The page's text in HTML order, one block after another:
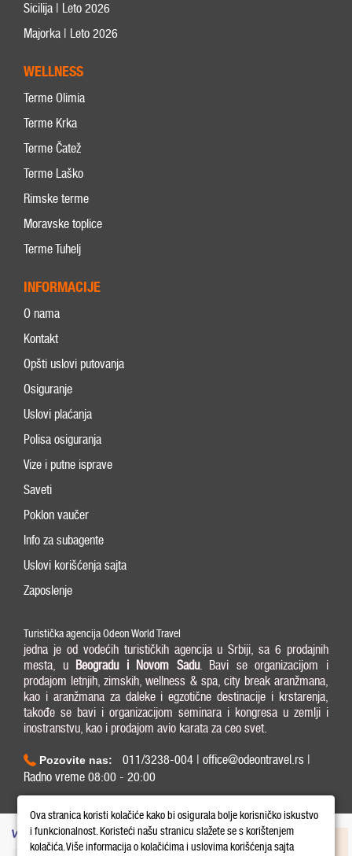
Sicilija | Leto 2026
Majorka | Leto 2026
WELLNESS
Terme Olimia
Terme Krka
Terme Čatež
Terme Laško
Rimske terme
Moravske toplice
Terme Tuhelj
INFORMACIJE
O nama
Kontakt
Opšti uslovi putovanja
Osiguranje
Uslovi plaćanja
Polisa osiguranja
Vize i putne isprave
Saveti
Poklon vaučer
Info za subagente
Uslovi korišćenja sajta
Zaposlenje
Turistička agencija Odeon World Travel
jedna je od vodećih turističkih agencija u Srbiji, sa 6 prodajnih
mesta, u Beogradu i Novom Sadu. Bavi se organizacijom i
prodajom letnjih, zimskih, wellness & spa, city break aranžmana,
kao i aranžmana za daleke i egzotične destinacije i krstarenja,
takođe se bavi i organizacijom seminara i kongresa u zemlji i
inostranstvu, kao i prodajom avio karata za ceo svet.
Pozovite nas:
011/3238-004 | office@odeontravel.rs |
Radno vreme 08:00 - 20:00
Ova stranica koristi kolačiće kako bi osigurala bolje korisničko iskustvo
i funkcionalnost. Koristeći našu stranicu slažete se s korištenjem
kolačića. Više informacija o kolačićima i uslovima korišćenja sajta